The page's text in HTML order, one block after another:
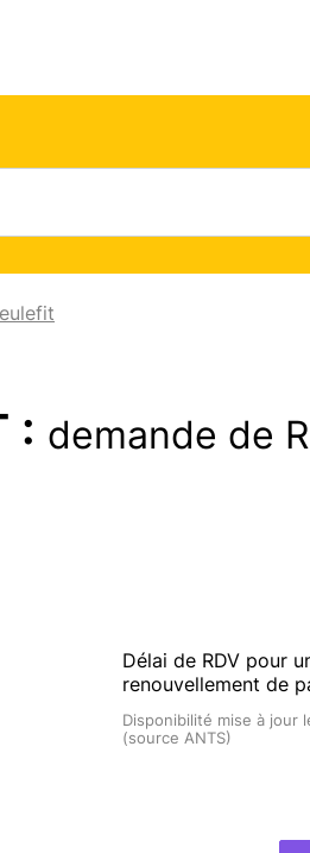
: demande de
Délai de RDV pour
renouvellement de
Disponibilité mise à jour
(source ANTS)